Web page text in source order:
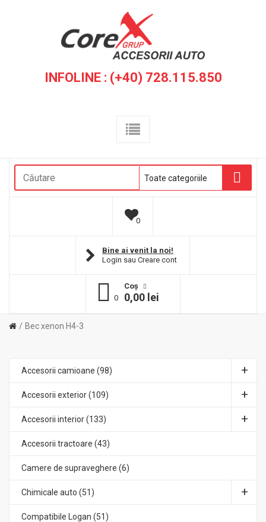
INFOLINE : (+40) 728.115.850
0
Bine ai venit la noi!
Login sau Creare cont
Coş
0
0,00 lei
Bec xenon H4-3
Accesorii camioane (98)
Accesorii exterior (109)
Accesorii interior (133)
Accesorii tractoare (43)
Camere de supraveghere (6)
Chimicale auto (51)
Compatibile Logan (51)